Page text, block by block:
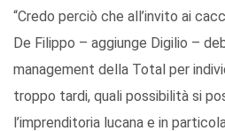
“Credo perciò che all’invito ai
De Filippo – aggiunge Digilio –
management della Total per
troppo tardi, quali possibilità si
l’imprenditoria lucana e in